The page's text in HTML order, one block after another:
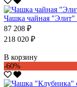
Чашка чайная "Элит"
87 208 ₽
218 020 ₽
В корзину
-60%